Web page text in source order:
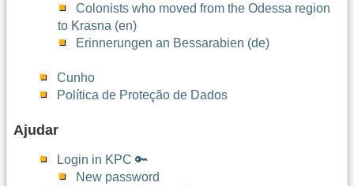
Colonists who moved from the Odessa region
to Krasna (en)
Erinnerungen an Bessarabien (de)
Cunho
Política de Proteção de Dados
Ajudar
Login in KPC 🔑
New password